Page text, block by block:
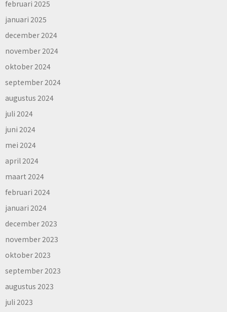
februari 2025
januari 2025
december 2024
november 2024
oktober 2024
september 2024
augustus 2024
juli 2024
juni 2024
mei 2024
april 2024
maart 2024
februari 2024
januari 2024
december 2023
november 2023
oktober 2023
september 2023
augustus 2023
juli 2023